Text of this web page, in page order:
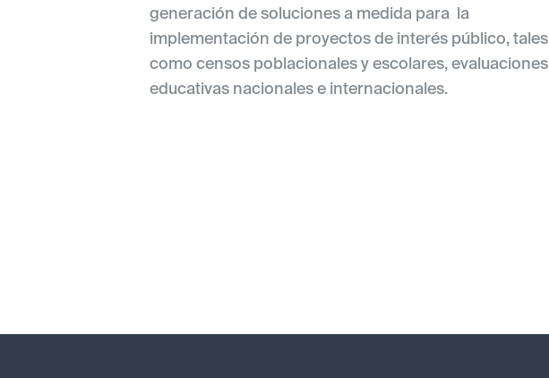
generación de soluciones a medida para la
implementación de proyectos de interés público, tales
como censos poblacionales y escolares, evaluaciones
educativas nacionales e internacionales.